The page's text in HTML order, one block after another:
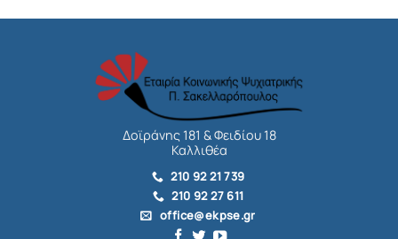
Δοϊράνης 181 & Φειδίου 18
Καλλιθέα
210 92 21 739
210 92 27 611
office@ekpse.gr